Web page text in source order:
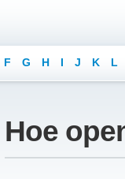
F G H I J K L
Hoe